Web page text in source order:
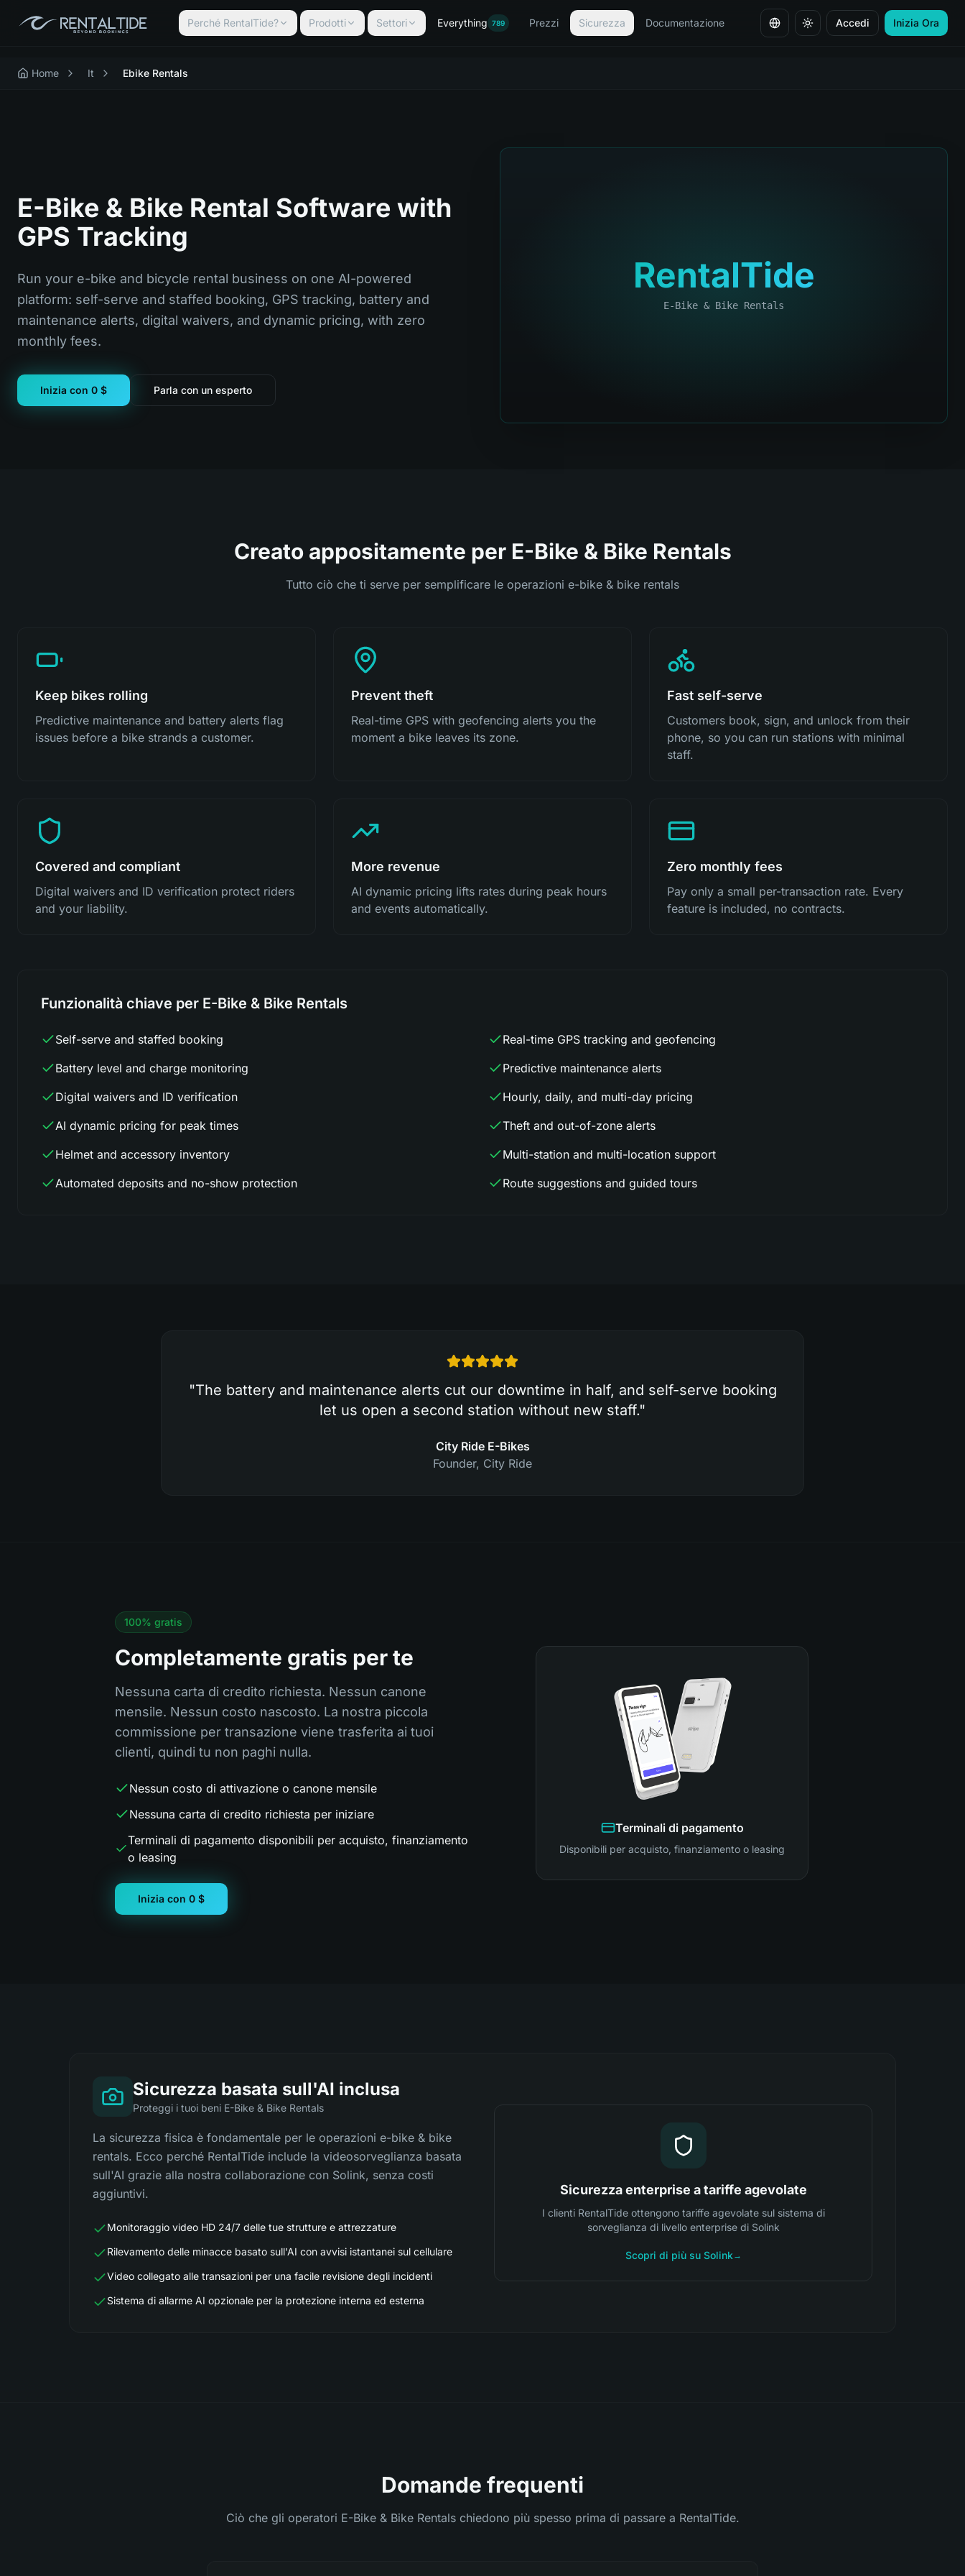
Perché RentalTide? Prodotti Settori Everything 789 Prezzi Sicurezza Documentazione Cambia linguaAccedi Inizia Ora
Home It Ebike Rentals
E-Bike & Bike Rental Software with
GPS Tracking
Run your e-bike and bicycle rental business on one AI-powered
platform: self-serve and staffed booking, GPS tracking, battery and
maintenance alerts, digital waivers, and dynamic pricing, with zero
monthly fees.
Inizia con 0 $ Parla con un esperto
RentalTide
E-Bike & Bike Rentals
Creato appositamente per E-Bike & Bike Rentals
Tutto ciò che ti serve per semplificare le operazioni e-bike & bike rentals
Keep bikes rolling
Predictive maintenance and battery alerts flag
issues before a bike strands a customer.
Prevent theft
Real-time GPS with geofencing alerts you the
moment a bike leaves its zone.
Fast self-serve
Customers book, sign, and unlock from their
phone, so you can run stations with minimal
staff.
Covered and compliant
Digital waivers and ID verification protect riders
and your liability.
More revenue
AI dynamic pricing lifts rates during peak hours
and events automatically.
Zero monthly fees
Pay only a small per-transaction rate. Every
feature is included, no contracts.
Funzionalità chiave per E-Bike & Bike Rentals
Self-serve and staffed booking
Real-time GPS tracking and geofencing
Battery level and charge monitoring
Predictive maintenance alerts
Digital waivers and ID verification
Hourly, daily, and multi-day pricing
AI dynamic pricing for peak times
Theft and out-of-zone alerts
Helmet and accessory inventory
Multi-station and multi-location support
Automated deposits and no-show protection
Route suggestions and guided tours
"The battery and maintenance alerts cut our downtime in half, and self-serve booking
let us open a second station without new staff."
City Ride E-Bikes
Founder, City Ride
100% gratis
Completamente gratis per te
Nessuna carta di credito richiesta. Nessun canone
mensile. Nessun costo nascosto. La nostra piccola
commissione per transazione viene trasferita ai tuoi
clienti, quindi tu non paghi nulla.
Nessun costo di attivazione o canone mensile
Nessuna carta di credito richiesta per iniziare
Terminali di pagamento disponibili per acquisto, finanziamento
o leasing
Inizia con 0 $
Terminali di pagamento
Disponibili per acquisto, finanziamento o leasing
Sicurezza basata sull'AI inclusa
Proteggi i tuoi beni E-Bike & Bike Rentals
La sicurezza fisica è fondamentale per le operazioni e-bike & bike
rentals. Ecco perché RentalTide include la videosorveglianza basata
sull'AI grazie alla nostra collaborazione con Solink, senza costi
aggiuntivi.
Monitoraggio video HD 24/7 delle tue strutture e attrezzature
Rilevamento delle minacce basato sull'AI con avvisi istantanei sul cellulare
Video collegato alle transazioni per una facile revisione degli incidenti
Sistema di allarme AI opzionale per la protezione interna ed esterna
Sicurezza enterprise a tariffe agevolate
I clienti RentalTide ottengono tariffe agevolate sul sistema di
sorveglianza di livello enterprise di Solink
Scopri di più su Solink →
Domande frequenti
Ciò che gli operatori E-Bike & Bike Rentals chiedono più spesso prima di passare a RentalTide.